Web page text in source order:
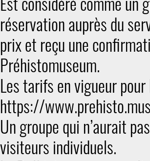
Est considéré comme un
réservation auprès du
prix et reçu une
Préhistomuseum.
Les tarifs en vigueur
https://
Un groupe qui n’aurait
visiteurs individuels.